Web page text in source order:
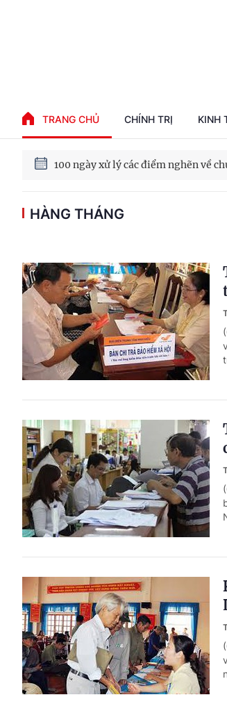
TRANG CHỦ CHÍNH TRỊ KINH
100 ngày xử lý các điểm nghẽn về
Phát triển nhà ở cho thuê - Trụ cột
HÀNG THÁNG